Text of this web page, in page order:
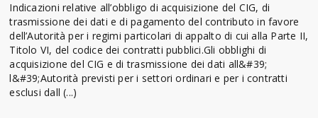
Indicazioni relative all’obbligo di acquisizione del CIG, di
trasmissione dei dati e di pagamento del contributo in favore
dell’Autorità per i regimi particolari di appalto di cui alla Parte II,
Titolo VI, del codice dei contratti pubblici.Gli obblighi di
acquisizione del CIG e di trasmissione dei dati all&#39;
l&#39;Autorità previsti per i settori ordinari e per i contratti
esclusi dall (...)